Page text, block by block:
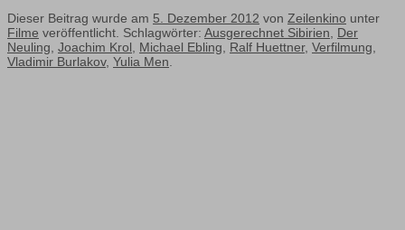
Dieser Beitrag wurde am 5. Dezember 2012 von Zeilenkino unter
Filme veröffentlicht. Schlagwörter: Ausgerechnet Sibirien, Der
Neuling, Joachim Krol, Michael Ebling, Ralf Huettner, Verfilmung,
Vladimir Burlakov, Yulia Men.